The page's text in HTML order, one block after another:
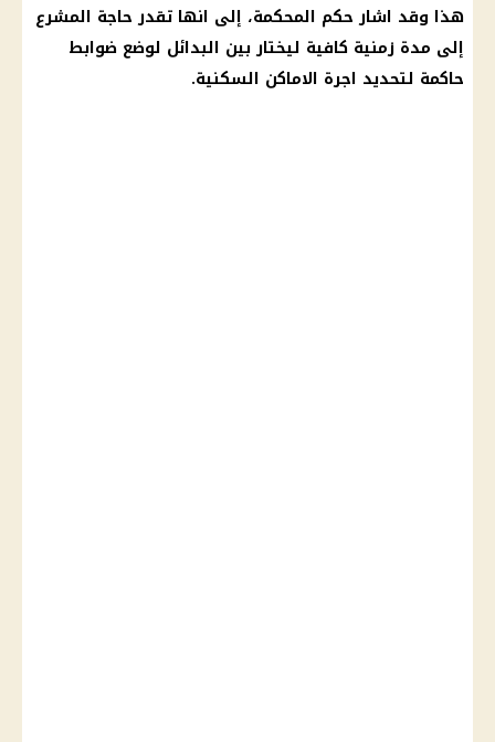
هذا وقد اشار حكم المحكمة، إلى انها تقدر حاجة المشرع
إلى مدة زمنية كافية ليختار بين البدائل لوضع ضوابط
حاكمة لتحديد اجرة الاماكن السكنية.